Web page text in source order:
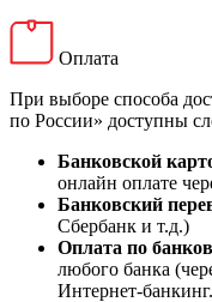
Оплата
При выборе способа
по России» доступны
Банковской
онлайн оплате
Банковский
Сбербанк и т.д.)
Оплата по
любого банка
Интернет-банкинг.